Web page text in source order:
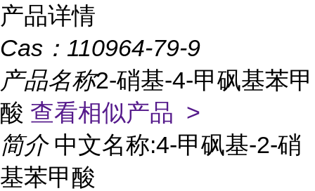
产品详情
Cas： 110964-79-9
产品名称2-硝基-4-甲砜基苯甲
酸 查看相似产品 >
简介 中文名称:4-甲砜基-2-硝
基苯甲酸